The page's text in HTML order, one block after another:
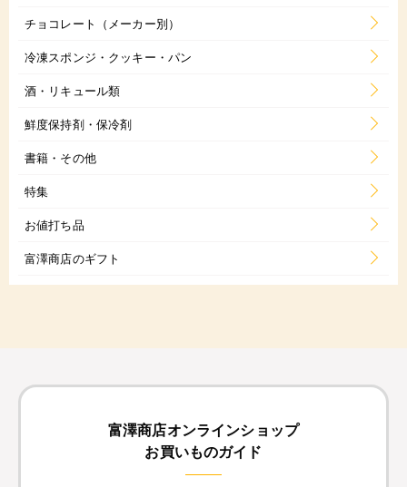
チョコレート（メーカー別）
冷凍スポンジ・クッキー・パン
酒・リキュール類
鮮度保持剤・保冷剤
書籍・その他
特集
お値打ち品
富澤商店のギフト
富澤商店オンラインショップ
お買いものガイド